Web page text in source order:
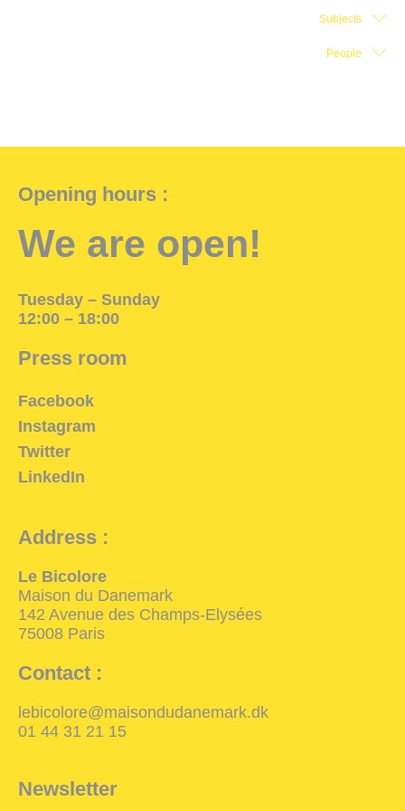
Subjects
People
Opening hours :
We are open!
Tuesday – Sunday
12:00 – 18:00
Press room
Facebook
Instagram
Twitter
LinkedIn
Address :
Le Bicolore
Maison du Danemark
142 Avenue des Champs-Elysées
75008 Paris
Contact :
lebicolore@maisondudanemark.dk
01 44 31 21 15
Newsletter